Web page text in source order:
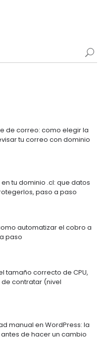
de correo: como elegir la
tu correo con dominio
en tu dominio .cl: que datos
paso a paso
automatizar el cobro a
paso
tamaño correcto de CPU,
de contratar (nivel
manual en WordPress: la
de hacer un cambio